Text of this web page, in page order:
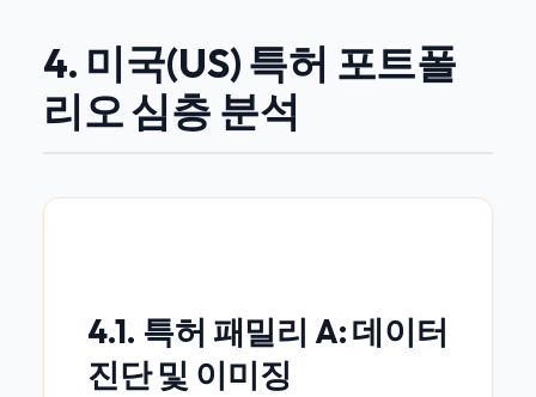
4. 미국(US) 특허 포트폴
리오 심층 분석
4.1. 특허 패밀리 A: 데이터
진단 및 이미징